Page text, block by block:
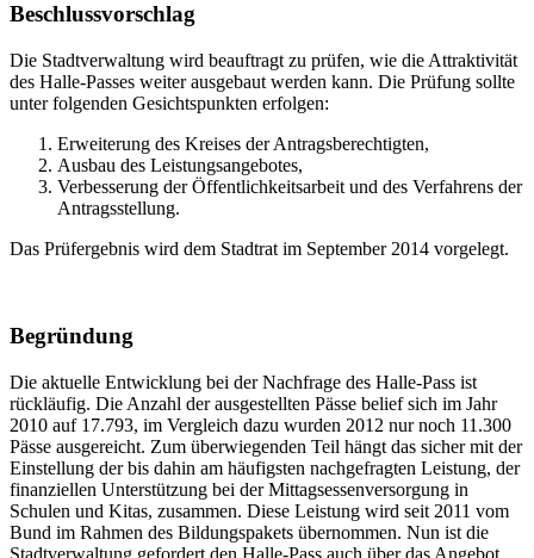
Beschlussvorschlag
Die Stadtverwaltung wird beauftragt zu prüfen, wie die Attraktivität
des Halle-Passes weiter ausgebaut werden kann. Die Prüfung sollte
unter folgenden Gesichtspunkten erfolgen:
Erweiterung des Kreises der Antragsberechtigten,
Ausbau des Leistungsangebotes,
Verbesserung der Öffentlichkeitsarbeit und des Verfahrens der
Antragsstellung.
Das Prüfergebnis wird dem Stadtrat im September 2014 vorgelegt.
Begründung
Die aktuelle Entwicklung bei der Nachfrage des Halle-Pass ist
rückläufig. Die Anzahl der ausgestellten Pässe belief sich im Jahr
2010 auf 17.793, im Vergleich dazu wurden 2012 nur noch 11.300
Pässe ausgereicht. Zum überwiegenden Teil hängt das sicher mit der
Einstellung der bis dahin am häufigsten nachgefragten Leistung, der
finanziellen Unterstützung bei der Mittagsessenversorgung in
Schulen und Kitas, zusammen. Diese Leistung wird seit 2011 vom
Bund im Rahmen des Bildungspakets übernommen. Nun ist die
Stadtverwaltung gefordert den Halle-Pass auch über das Angebot